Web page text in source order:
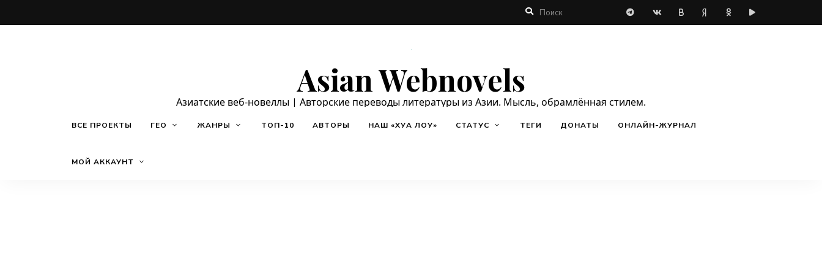
Asian Webnovels
Азиатские веб-новеллы | Авторские переводы литературы из Азии. Мысль, обрамлённая стилем.
ВСЕ ПРОЕКТЫ ГЕО ЖАНРЫ ТОП-10 АВТОРЫ НАШ «ХУА ЛОУ» СТАТУС ТЕГИ ДОНАТЫ ОНЛАЙН-ЖУРНАЛ
МОЙ АККАУНТ